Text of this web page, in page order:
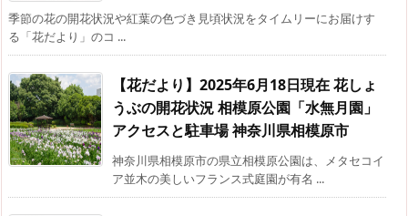
季節の花の開花状況や紅葉の色づき見頃状況をタイムリーにお届けす
る「花だより」のコ ...
【花だより】2025年6月18日現在 花しょ
うぶの開花状況 相模原公園「水無月園」
アクセスと駐車場 神奈川県相模原市
神奈川県相模原市の県立相模原公園は、メタセコイ
ア並木の美しいフランス式庭園が有名 ...